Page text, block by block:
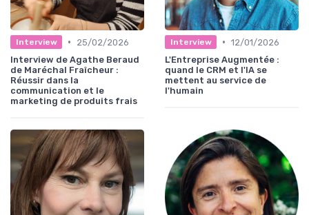
Interview •
25/02/2026
Interview de Agathe Beraud
de Maréchal Fraîcheur :
Réussir dans la
communication et le
marketing de produits frais
Interview • 12/01/2026
L'Entreprise Augmentée :
quand le CRM et l'IA se
mettent au service de
l'humain